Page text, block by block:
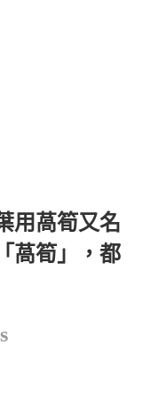
用萵筍又名
萵筍」，都